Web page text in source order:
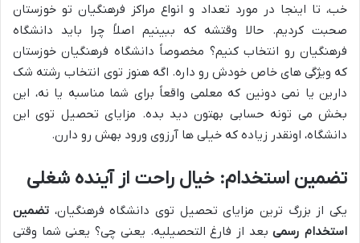
خب، تا اینجا در مورد تعداد و انواع مراکز فرهنگیان تو خوزستان
صحبت کردیم. حالا وقتشه که ببینیم اصلاً چرا باید دانشگاه
فرهنگیان رو انتخاب کنیم؟ مخصوصاً دانشگاه فرهنگیان خوزستان
که ویژگی های خاص خودش رو داره. اگه هنوز توی انتخاب رشته شک
دارین یا نمی دونین که معلمی واقعاً برای شما مناسبه یا نه، این
بخش می تونه حسابی بهتون دید بده. مزایای تحصیل توی این
دانشگاه، اونقدر زیاده که خیلی ها آرزوی ورود بهش رو دارن.
تضمین استخدام: خیال راحت از آینده شغلی
یکی از بزرگ ترین مزایای تحصیل توی دانشگاه فرهنگیان، تضمین
استخدام رسمیبعد از فارغ التحصیلیه. یعنی چی؟ یعنی شما وقتی